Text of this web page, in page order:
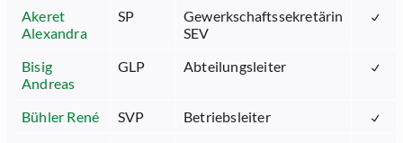
Akeret
Alexandra
SP
Gewerkschaftssekretärin
SEV
Bisig
Andreas
GLP Abteilungsleiter
Bühler René SVP
Betriebsleiter